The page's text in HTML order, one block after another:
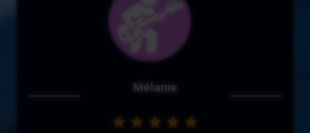
Mélanie
★★★★★